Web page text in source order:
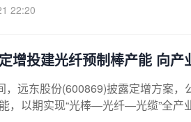
22:20
增投建光纤预制棒产能 向产
，远东股份(600869)披露定增方案
，以期实现“光棒—光纤—光缆”全产